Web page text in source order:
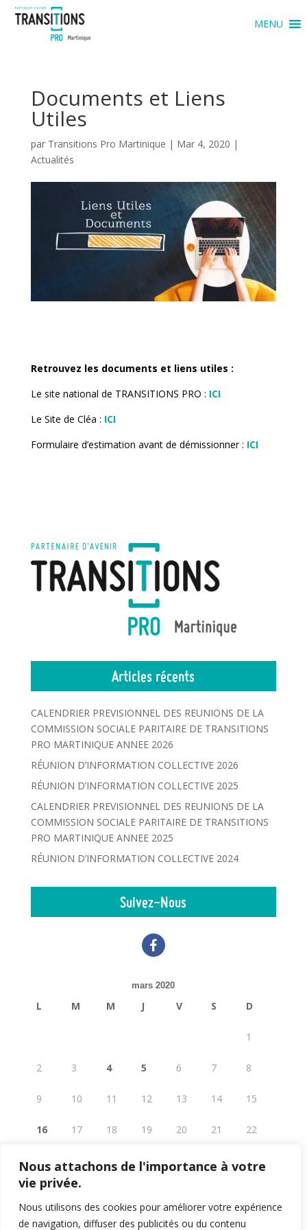
Nous attachons de l'importance à votre
vie privée.
Nous utilisons des cookies pour améliorer votre expérience
de navigation, diffuser des publicités ou du contenu
MENU
Documents et Liens
Utiles
par Transitions Pro Martinique | Mar 4, 2020 |
Actualités
Retrouvez les documents et liens utiles :
Le site national de TRANSITIONS PRO : ICI
Le Site de Cléa : ICI
Formulaire d’estimation avant de démissionner : ICI
Articles récents
CALENDRIER PREVISIONNEL DES REUNIONS DE LA
COMMISSION SOCIALE PARITAIRE DE TRANSITIONS
PRO MARTINIQUE ANNEE 2026
RÉUNION D’INFORMATION COLLECTIVE 2026
RÉUNION D’INFORMATION COLLECTIVE 2025
CALENDRIER PREVISIONNEL DES REUNIONS DE LA
COMMISSION SOCIALE PARITAIRE DE TRANSITIONS
PRO MARTINIQUE ANNEE 2025
RÉUNION D’INFORMATION COLLECTIVE 2024
Suivez-Nous
facebook
mars 2020
L M M J V S D
1
2 3 4 5 6 7 8
9 10 11 12 13 14 15
16 17 18 19 20 21 22
26 27 28 29
30
31
« Fév
Juil »